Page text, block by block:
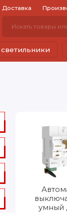
Доставка
умный